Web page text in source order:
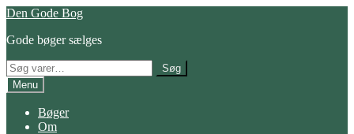
Spring
navigation
Spring
indhold
Den Gode Bog
Gode bøger sælges
Søg
efter:
Søg
Menu
Bøger
Om